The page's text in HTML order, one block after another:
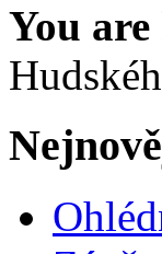
You are